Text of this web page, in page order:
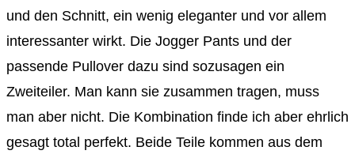
und den Schnitt, ein wenig eleganter und vor allem
interessanter wirkt. Die Jogger Pants und der
passende Pullover dazu sind sozusagen ein
Zweiteiler. Man kann sie zusammen tragen, muss
man aber nicht. Die Kombination finde ich aber ehrlich
gesagt total perfekt. Beide Teile kommen aus dem